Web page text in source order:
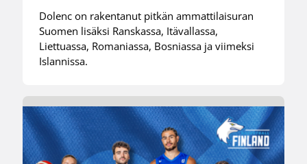
Dolenc on rakentanut pitkän ammattilaisuran
Suomen lisäksi Ranskassa, Itävallassa,
Liettuassa, Romaniassa, Bosniassa ja viimeksi
Islannissa.